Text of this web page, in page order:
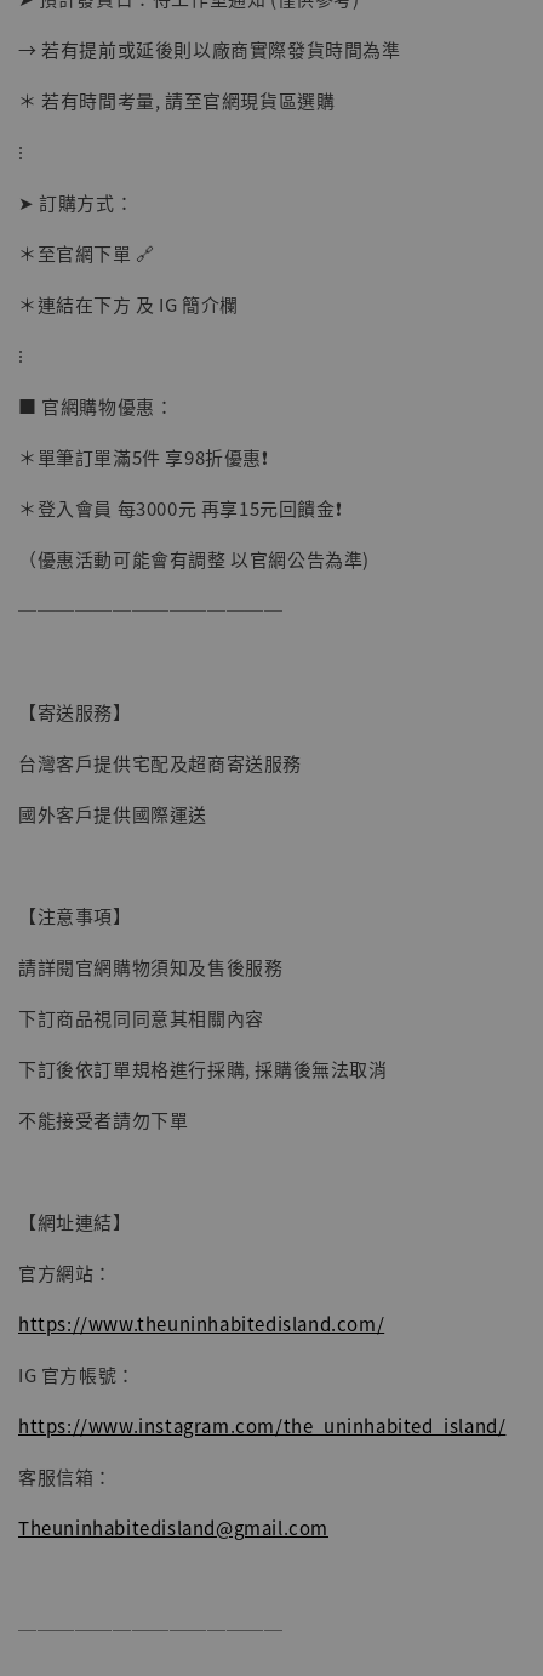
NT$ 1,500
NT$ 1,870
【現貨】BJSTUDIO 1/6系列可動蒐藏人偶 讓
子彈飛 鵝城縣長 張麻子 [BK01]
NT$ 5,300
→ 若有提前或延後則以廠商實際發貨時間為準
＊ 若有時間考量, 請至官網現貨區選購
⁝
➤ 訂購方式：
＊至官網下單 🔗
＊連結在下方 及 IG 簡介欄
⁝
■ 官網購物優惠：
＊單筆訂單滿5件 享98折優惠❗️
＊登入會員 每3000元 再享15元回饋金❗️
（優惠活動可能會有調整 以官網公告為準)
──────────────
【寄送服務】
台灣客戶提供宅配及超商寄送服務
國外客戶提供國際運送
【注意事項】
請詳閱官網購物須知及售後服務
下訂商品視同同意其相關內容
下訂後依訂單規格進行採購, 採購後無法取消
不能接受者請勿下單
【網址連結】
官方網站：
https://www.theuninhabitedisland.com/
IG 官方帳號：
https://www.instagram.com/the_uninhabited_island/
客服信箱：
Theuninhabitedisland@gmail.com
──────────────